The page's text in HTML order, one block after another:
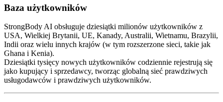
Baza użytkowników
StrongBody AI obsługuje dziesiątki milionów użytkowników z
USA, Wielkiej Brytanii, UE, Kanady, Australii, Wietnamu, Brazylii,
Indii oraz wielu innych krajów (w tym rozszerzone sieci, takie jak
Ghana i Kenia).
Dziesiątki tysięcy nowych użytkowników codziennie rejestrują się
jako kupujący i sprzedawcy, tworząc globalną sieć prawdziwych
usługodawców i prawdziwych użytkowników.